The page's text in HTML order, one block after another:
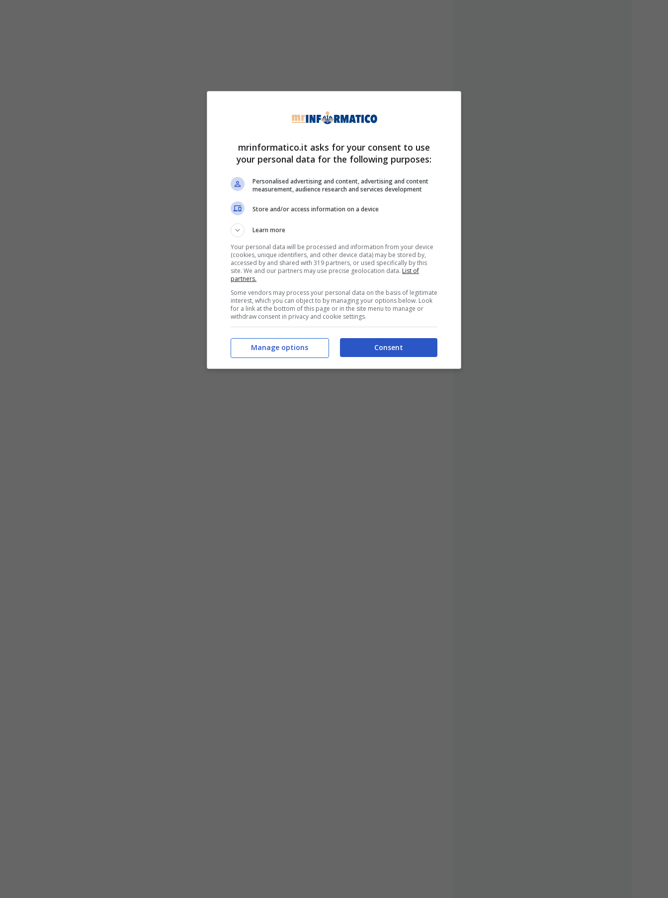
mrinformatico.it asks for your consent to use
your personal data for the following purposes:
Personalised advertising and content, advertising and content
measurement, audience research and services development
Store and/or access information on a device
Learn more
Your personal data will be processed and information from your device
(cookies, unique identifiers, and other device data) may be stored by,
accessed by and shared with 319 partners, or used specifically by this
site. We and our partners may use precise geolocation data. List of
partners.
Some vendors may process your personal data on the basis of legitimate
interest, which you can object to by managing your options below. Look
for a link at the bottom of this page or in the site menu to manage or
withdraw consent in privacy and cookie settings.
Consent
Manage options